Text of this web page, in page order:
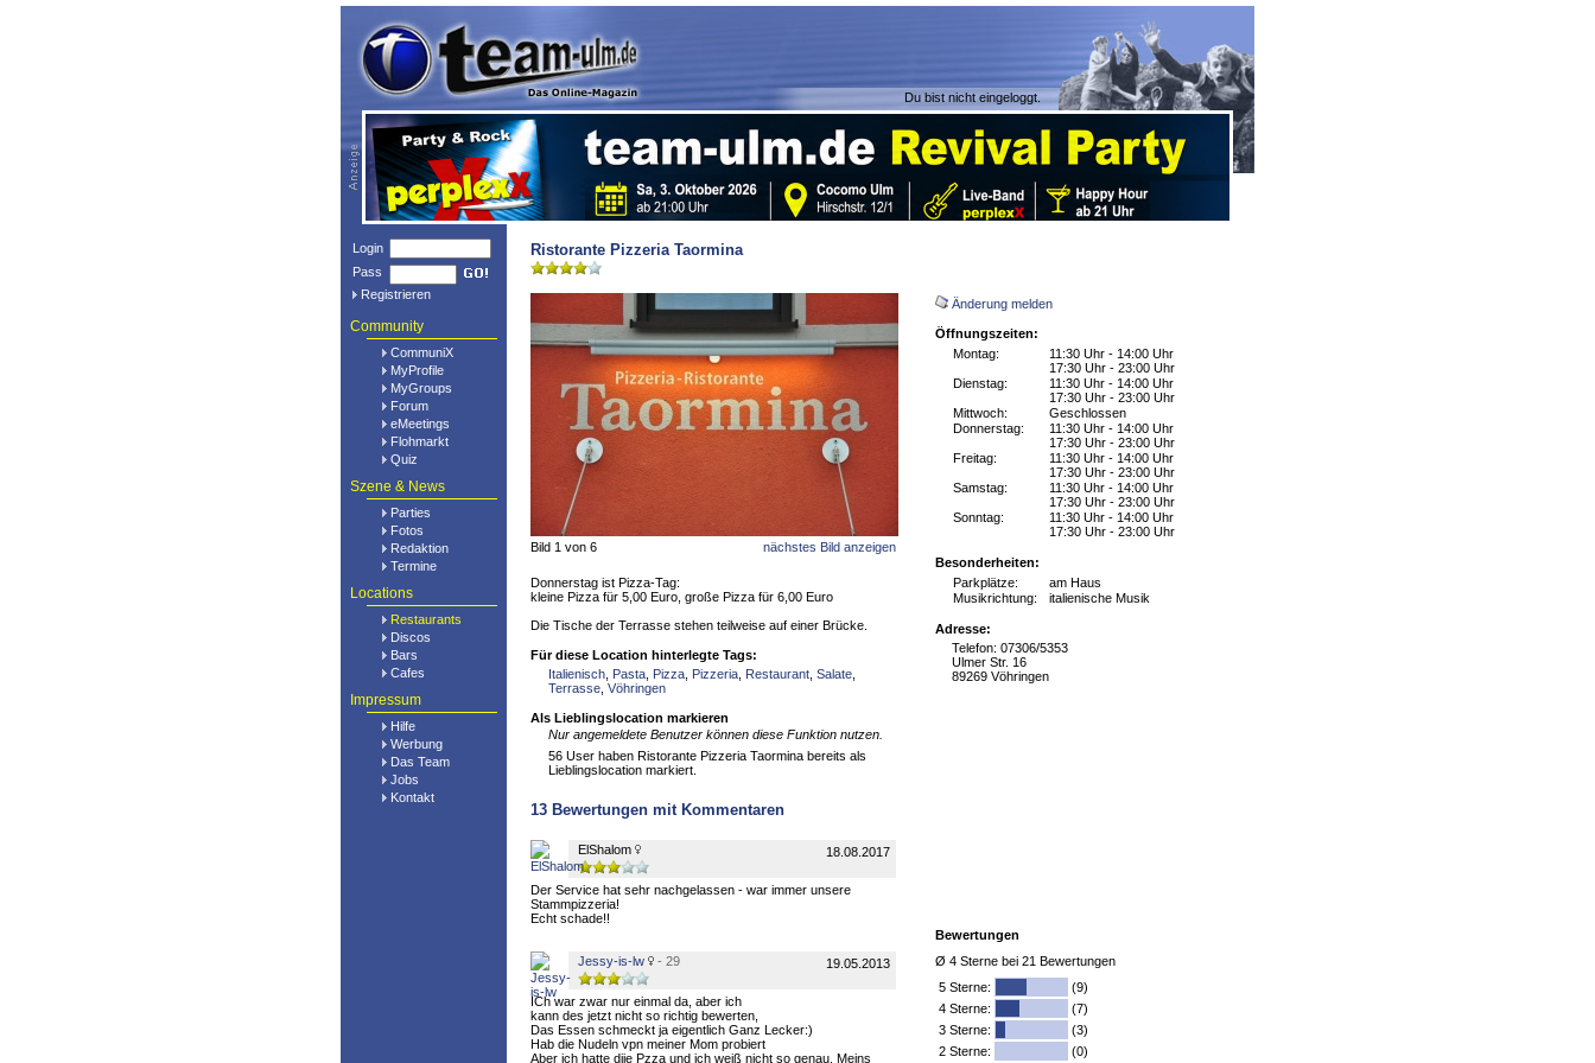
Du bist nicht eingeloggt.
Login
Pass
Registrieren
Community
CommuniX
MyProfile
MyGroups
Forum
eMeetings
Flohmarkt
Quiz
Szene & News
Parties
Fotos
Redaktion
Termine
Locations
Restaurants
Discos
Bars
Cafes
Impressum
Hilfe
Werbung
Das Team
Jobs
Kontakt
Ristorante Pizzeria Taormina
Änderung melden
Öffnungszeiten:
Montag:
11:30 Uhr - 14:00 Uhr
17:30 Uhr - 23:00 Uhr
Dienstag:
11:30 Uhr - 14:00 Uhr
17:30 Uhr - 23:00 Uhr
Mittwoch:
Geschlossen
Donnerstag:
11:30 Uhr - 14:00 Uhr
17:30 Uhr - 23:00 Uhr
Freitag:
11:30 Uhr - 14:00 Uhr
17:30 Uhr - 23:00 Uhr
Samstag:
11:30 Uhr - 14:00 Uhr
17:30 Uhr - 23:00 Uhr
Sonntag:
11:30 Uhr - 14:00 Uhr
17:30 Uhr - 23:00 Uhr
Besonderheiten:
Parkplätze:
am Haus
Musikrichtung: italienische Musik
Adresse:
Telefon: 07306/5353
Ulmer Str. 16
89269 Vöhringen
Bewertungen
Ø 4 Sterne bei 21 Bewertungen
5 Sterne:
(9)
4 Sterne:
(7)
3 Sterne:
(3)
2 Sterne:
(0)
Bild 1 von 6 nächstes Bild anzeigen
Donnerstag ist Pizza-Tag:
kleine Pizza für 5,00 Euro, große Pizza für 6,00 Euro
Die Tische der Terrasse stehen teilweise auf einer Brücke.
Für diese Location hinterlegte Tags:
Italienisch Pasta Pizza Pizzeria Restaurant Salate
Terrasse Vöhringen
Als Lieblingslocation markieren
Nur angemeldete Benutzer können diese Funktion nutzen.
56 User haben Ristorante Pizzeria Taormina bereits als
Lieblingslocation markiert.
13 Bewertungen mit Kommentaren
ElShalom 18.08.2017
Der Service hat sehr nachgelassen - war immer unsere
Stammpizzeria!
Echt schade!!
Jessy-is-lw - 29 19.05.2013
ICh war zwar nur einmal da, aber ich
kann des jetzt nicht so richtig bewerten,
Das Essen schmeckt ja eigentlich Ganz Lecker:)
Hab die Nudeln vpn meiner Mom probiert
Aber ich hatte diie Pzza und ich weiß nicht so genau, Meins